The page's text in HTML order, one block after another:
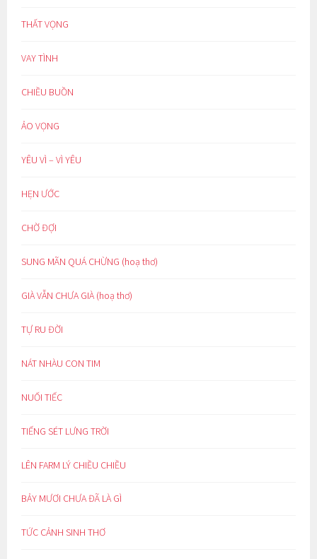
THẤT VỌNG
VAY TÌNH
CHIỀU BUỒN
ẢO VỌNG
YÊU VÌ – VÌ YÊU
HẸN ƯỚC
CHỜ ĐỢI
SUNG MÃN QUÁ CHỪNG (hoạ thơ)
GIÀ VẪN CHƯA GIÀ (hoạ thơ)
TỰ RU ĐỜI
NÁT NHÀU CON TIM
NUỐI TIẾC
TIẾNG SÉT LƯNG TRỜI
LÊN FARM LÝ CHIỀU CHIỀU
BẢY MƯƠI CHƯA ĐÃ LÀ GÌ
TỨC CẢNH SINH THƠ